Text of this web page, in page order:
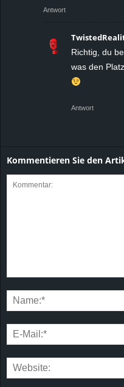
Antwort
Richtig, du
was den
Antwort
Kommentieren Sie den